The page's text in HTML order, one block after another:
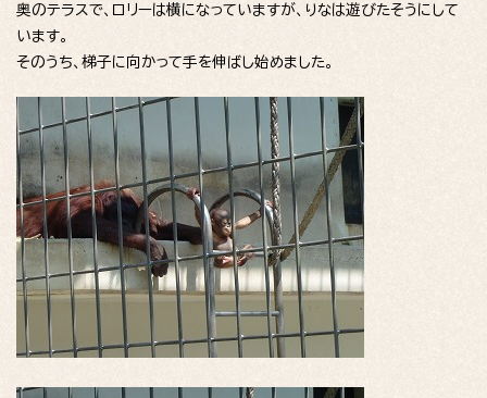
奥のテラスで、ロリーは横になっていますが、りなは遊びたそうにして
います。
そのうち、梯子に向かって手を伸ばし始めました。